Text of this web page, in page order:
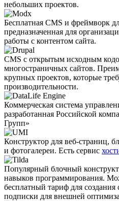
небольших проектов.
Бесплатная CMS и фреймворк
предназначенная для
работы с контентом сайта.
CMS с открытым исходным
многостраничных сайтов.
крупных проектов, которые
производительности.
Коммерческая система
разработанная Российской
Групп»
Конструктор для веб-страниц,
и фотогалереи. Есть сервис
Популярный блочный
навыков программирования.
бесплатный тариф для создания
подписки для внешней